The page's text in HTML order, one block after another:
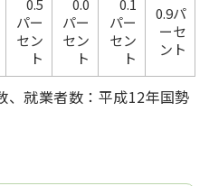
0.5
パー
セン
ト
0.0
パー
セン
ト
0.1
パー
セン
ト
0.9パ
ーセ
ント
、就業者数：平成12年国勢